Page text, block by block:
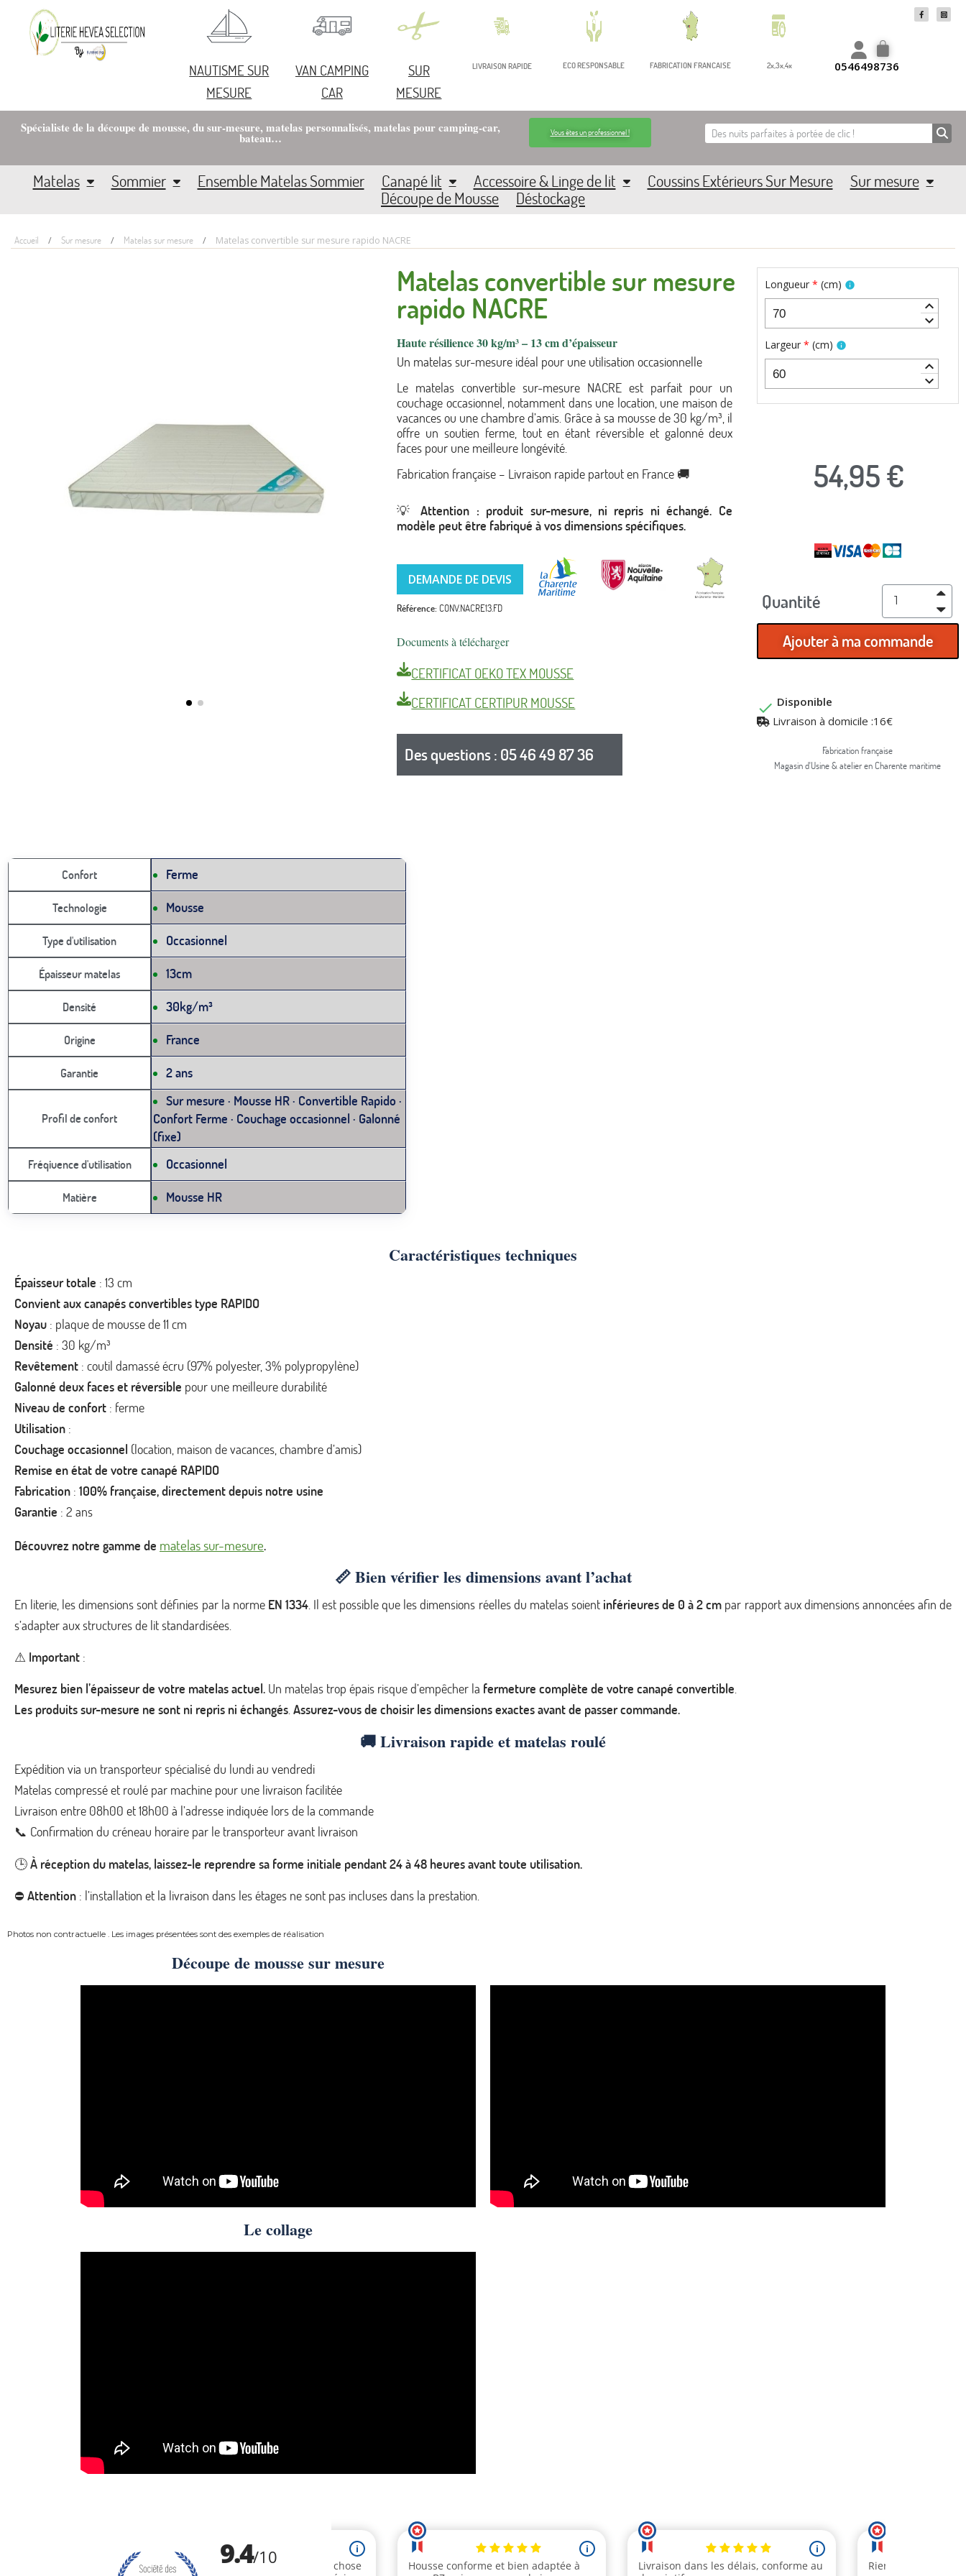
NAUTISME SUR
MESURE
VAN CAMPING
CAR
SUR
MESURE
LIVRAISON RAPIDE ECO RESPONSABLE FABRICATION FRANCAISE 2x,3x,4x 0546498736
Spécialiste de la découpe de mousse, du sur-mesure, matelas personnalisés, matelas pour camping-car,
bateau… Vous êtes un professionnel !
Matelas Sommier Ensemble Matelas Sommier Canapé lit Accessoire & Linge de lit Coussins Extérieurs Sur Mesure
Sur mesure
Découpe de Mousse
Déstockage
Accueil Sur mesure Matelas sur mesure Matelas convertible sur mesure rapido NACRE
Matelas convertible sur mesure
rapido NACRE
Haute résilience 30 kg/m³ – 13 cm d’épaisseur
Un matelas sur-mesure idéal pour une utilisation occasionnelle
Le matelas convertible sur-mesure NACRE est parfait pour un
couchage occasionnel, notamment dans une location, une maison de
vacances ou une chambre d’amis. Grâce à sa mousse de 30 kg/m³, il
offre un soutien ferme, tout en étant réversible et galonné deux
faces pour une meilleure longévité.
Fabrication française – Livraison rapide partout en France 🚚
💡Attention : produit sur-mesure, ni repris ni échangé. Ce
modèle peut être fabriqué à vos dimensions spécifiques.
DEMANDE DE DEVIS
Référence CONV.NACRE13.FD
Documents à télécharger
CERTIFICAT OEKO TEX MOUSSE
CERTIFICAT CERTIPUR MOUSSE
Des questions : 05 46 49 87 36
Longueur * (cm) info
keyboard_arrow_up
keyboard_arrow_down
Largeur * (cm) info
keyboard_arrow_up
keyboard_arrow_down
54,95 €
Quantité
Ajouter à ma commande
 Disponible
Livraison à domicile :16€
Fabrication française
Magasin d'Usine & atelier en Charente maritime
Confort Ferme
Technologie Mousse
Type d'utilisation Occasionnel
Épaisseur matelas 13cm
Densité 30kg/m³
Origine France
Garantie 2 ans
Profil de confort
Sur mesure · Mousse HR · Convertible Rapido ·
Confort Ferme · Couchage occasionnel · Galonné
(fixe)
Fréqiuence d'utilisation Occasionnel
Matière Mousse HR
Caractéristiques techniques
Épaisseur totale : 13 cm
Convient aux canapés convertibles type RAPIDO
Noyau : plaque de mousse de 11 cm
Densité : 30 kg/m³
Revêtement : coutil damassé écru (97% polyester, 3% polypropylène)
Galonné deux faces et réversible pour une meilleure durabilité
Niveau de confort : ferme
Utilisation :
Couchage occasionnel (location, maison de vacances, chambre d’amis)
Remise en état de votre canapé RAPIDO
Fabrication : 100% française, directement depuis notre usine
Garantie : 2 ans
Découvrez notre gamme de matelas sur-mesure.
📏 Bien vérifier les dimensions avant l’achat
En literie, les dimensions sont définies par la norme EN 1334. Il est possible que les dimensions réelles du matelas soient inférieures de 0 à 2 cm par rapport aux dimensions annoncées afin de
s’adapter aux structures de lit standardisées.
⚠ Important :
Mesurez bien l’épaisseur de votre matelas actuel. Un matelas trop épais risque d’empêcher la fermeture complète de votre canapé convertible.
Les produits sur-mesure ne sont ni repris ni échangés.Assurez-vous de choisir les dimensions exactes avant de passer commande.
🚚 Livraison rapide et matelas roulé
Expédition via un transporteur spécialisé du lundi au vendredi
Matelas compressé et roulé par machine pour une livraison facilitée
Livraison entre 08h00 et 18h00 à l’adresse indiquée lors de la commande
📞 Confirmation du créneau horaire par le transporteur avant livraison
🕒À réception du matelas, laissez-le reprendre sa forme initiale pendant 24 à 48 heures avant toute utilisation.
⛔ Attention : l’installation et la livraison dans les étages ne sont pas incluses dans la prestation.
Photos non contractuelle . Les images présentées sont des exemples de réalisation
Découpe de mousse sur mesure
Le collage